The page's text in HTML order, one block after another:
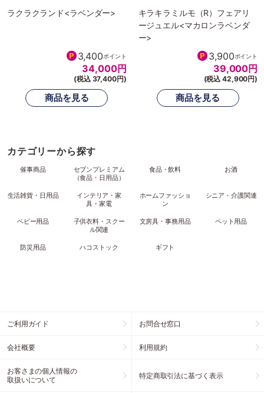
ラクラクランド<ラベンダー>
3,400ポイント
34,000円
(税込 37,400円)
キラキラミルモ（R）フェアリ
ージュエル<マカロンラベンダ
ー>
3,900ポイント
39,000円
(税込 42,900円)
カテゴリーから探す
催事商品
セブンプレミアム
（食品・日用品）
食品・飲料 お酒
生活雑貨・日用品
インテリア・家
具・家電
ホームファッショ
ン
シニア・介護関連
ベビー用品
子供衣料・スクー
ル関連
文房具・事務用品 ペット用品
防災用品 ハコストック ギフト
ご利用ガイド お問合せ窓口
会社概要 利用規約
お客さまの個人情報の
取扱いについて
特定商取引法に基づく表示